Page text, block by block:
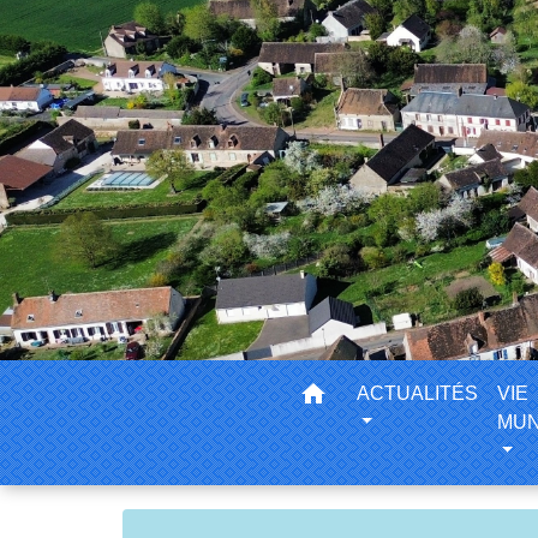
home ACTUALITÉS
VIE